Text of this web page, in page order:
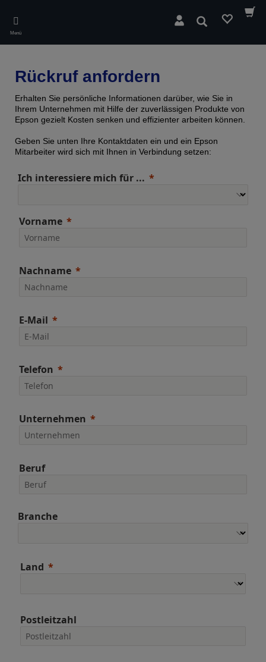
main
content
Menü
Suchen
Rückruf anfordern
Erhalten Sie persönliche Informationen darüber, wie Sie in
Ihrem Unternehmen mit Hilfe der zuverlässigen Produkte von
Epson gezielt Kosten senken und effizienter arbeiten können.
Geben Sie unten Ihre Kontaktdaten ein und ein Epson
Mitarbeiter wird sich mit Ihnen in Verbindung setzen:
Ich interessiere mich für ...
Vorname
Nachname
E-Mail
Telefon
Unternehmen
Beruf
Branche
Land
Postleitzahl